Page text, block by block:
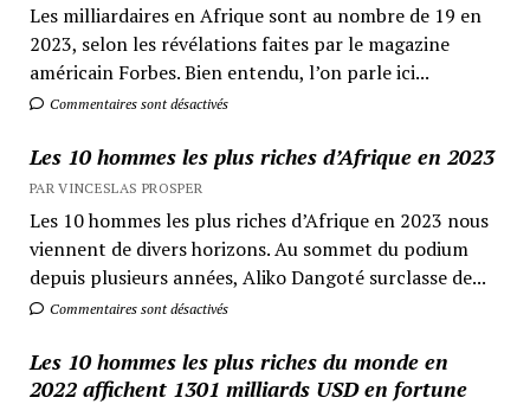
Les milliardaires en Afrique sont au nombre de 19 en
2023, selon les révélations faites par le magazine
américain Forbes. Bien entendu, l’on parle ici...
Commentaires sont désactivés
Les 10 hommes les plus riches d’Afrique en 2023
PAR VINCESLAS PROSPER
Les 10 hommes les plus riches d’Afrique en 2023 nous
viennent de divers horizons. Au sommet du podium
depuis plusieurs années, Aliko Dangoté surclasse de...
Commentaires sont désactivés
Les 10 hommes les plus riches du monde en
2022 affichent 1301 milliards USD en fortune